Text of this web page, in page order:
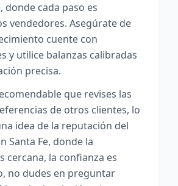
cada paso es
vendedores. Asegúrate de
cuente con
y utilice balanzas calibradas
precisa.
que revises las
de otros clientes, lo
idea de la reputación del
Santa Fe, donde la
cercana, la confianza es
no dudes en preguntar